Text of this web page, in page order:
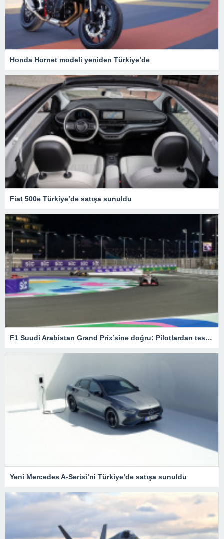
Honda Hornet modeli yeniden Türkiye’de
Fiat 500e Türkiye’de satışa sunuldu
F1 Suudi Arabistan Grand Prix’sine doğru: Pilotlardan test sürüşleri – Son Dakika Spor Haberleri
Yeni Mercedes A-Serisi’ni Türkiye’de satışa sunuldu